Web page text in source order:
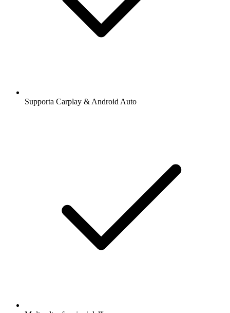
Supporta Carplay & Android Auto